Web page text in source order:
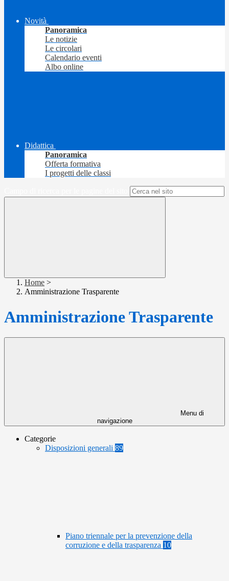
Novità
Panoramica
Le notizie
Le circolari
Calendario eventi
Albo online
Didattica
Panoramica
Offerta formativa
I progetti delle classi
Home >
Amministrazione Trasparente
Amministrazione Trasparente
Menu di
navigazione
Categorie
Disposizioni generali 89
Piano triennale per la prevenzione della
corruzione e della trasparenza 10